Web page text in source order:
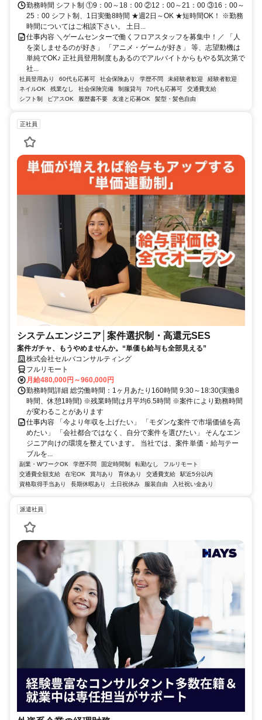
勤務時間 シフト制 ①9：00～18：00 ②12：00～21：00 ③16：00～
25：00 シフト制、1日実働8時間 ★週2日～OK ★短時間OK！ ※勤務
時間についてはご相談下さい。 土日...
仕事内容 ＼ゲームセンターで働くフロアスタッフを募集中！／ 「人
を楽しませるのが好き」 「アニメ・ゲームが好き」 等、志望動機は
単純でOK♪ 正社員登用制度もあるのでアルバイトからもやる気次第で
社...
社員登用あり 60代も応募可 社会保険あり 学歴不問 未経験者歓迎
経験者歓迎
ネイルOK
残業なし 社会保険完備 制服貸与 70代も応募可
交通費支給
シフト制
ピアスOK 履歴書不要 友達と応募OK 髪型・髪色自由
正社員
システムエンジニア│案件選択制・高還元SES
案件ガチャ、もうやめませんか。“単価も給与も全部見える”
株式会社セルバコンサルティング
フルリモート
月給480,000円～960,000円
勤務時間詳細 総労働時間：1ヶ月あたり160時間 9:30～18:30(実働8
時間、休憩1時間) ※残業時間は月平均6.5時間 ※案件により勤務時間
が変わることがあります
仕事内容 「今より年収を上げたい」 「モダンな案件で市場価値を高
めたい」 「会社都合ではなく、自分で案件を選びたい」 そんなエン
ジニア向けの環境を整えています。 当社では、案件単価・給与テー
ブルを...
副業・WワークOK 学歴不問 固定時間制 転勤なし
フルリモート
交通費全額支給
在宅OK 賞与あり 育休あり 交通費支給
駅近5分以内
資格取得手当あり
長期休暇あり 土日祝休み 服装自由 入社祝い金あり
派遣社員